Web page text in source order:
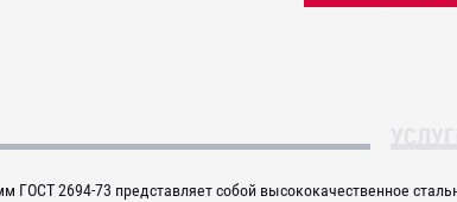
ГОСТ 2694-73 представляет собой высококачественное